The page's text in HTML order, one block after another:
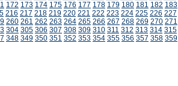
172 173 174 175 176 177 178 179 180 181 182 183
216 217 218 219 220 221 222 223 224 225 226 227
260 261 262 263 264 265 266 267 268 269 270 271
304 305 306 307 308 309 310 311 312 313 314 315
348 349 350 351 352 353 354 355 356 357 358 359